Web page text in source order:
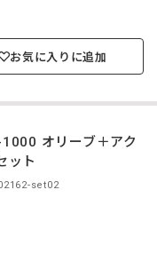
お気に入りに追加
1000 オリーブ＋アク
ット
set02